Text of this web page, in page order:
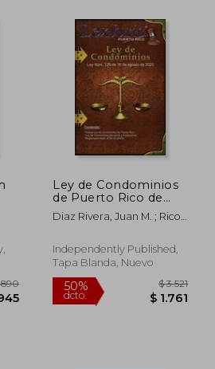
3.460
50%
dcto. $
Ley de Condominios
de Puerto Rico de
2020: Ley Núm. 129
de 16 de agosto de
de Condominios
anterior con
Diaz Rivera, Juan M. ; Rico,
Independently Published,
Tapa Blanda, Nuevo